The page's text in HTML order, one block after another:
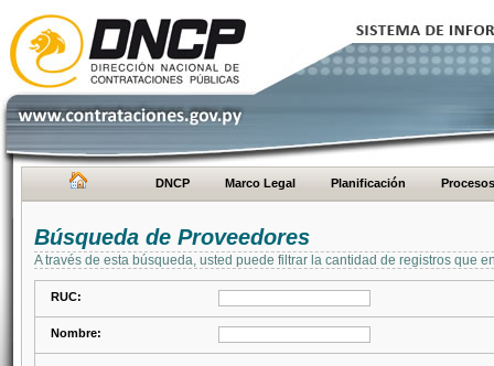
DNCP Marco Legal Planificación Procesos
Búsqueda de Proveedores
A través de esta búsqueda, usted puede filtrar la cantidad de registros que
RUC:
Nombre: